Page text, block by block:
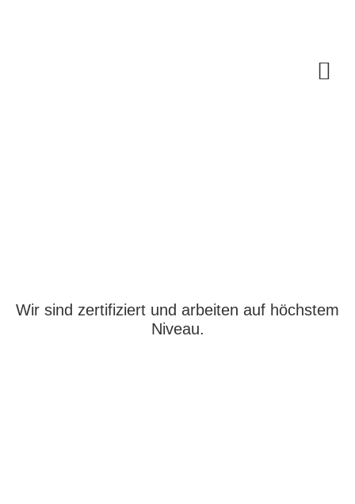
Wir sind zertifiziert und arbeiten auf höchstem
Niveau.